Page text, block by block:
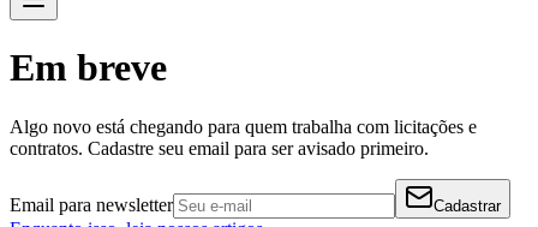
Em breve
Algo novo está chegando para quem trabalha com licitações e
contratos. Cadastre seu email para ser avisado primeiro.
Email para newsletter Cadastrar